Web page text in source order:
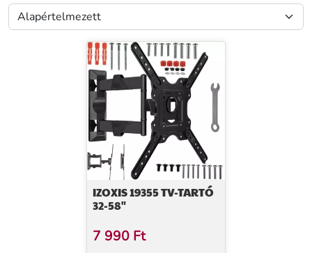
IZOXIS 19355 TV-TARTÓ
32-58"
7 990 Ft